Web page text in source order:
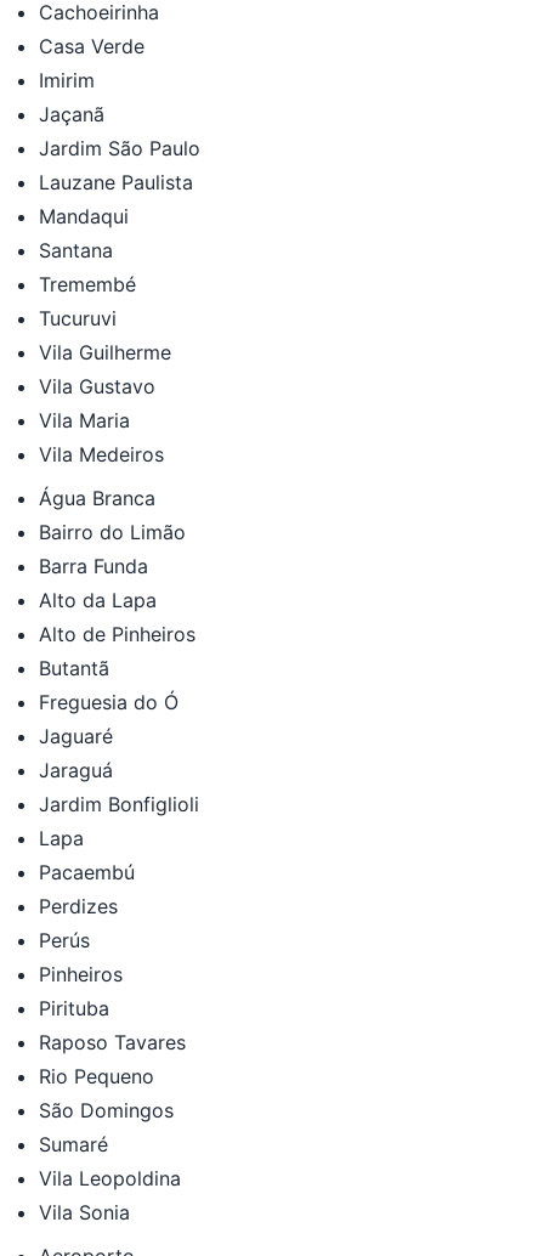
Cachoeirinha
Casa Verde
Imirim
Jaçanã
Jardim São Paulo
Lauzane Paulista
Mandaqui
Santana
Tremembé
Tucuruvi
Vila Guilherme
Vila Gustavo
Vila Maria
Vila Medeiros
Água Branca
Bairro do Limão
Barra Funda
Alto da Lapa
Alto de Pinheiros
Butantã
Freguesia do Ó
Jaguaré
Jaraguá
Jardim Bonfiglioli
Lapa
Pacaembú
Perdizes
Perús
Pinheiros
Pirituba
Raposo Tavares
Rio Pequeno
São Domingos
Sumaré
Vila Leopoldina
Vila Sonia